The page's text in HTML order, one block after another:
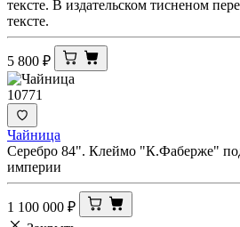
тексте. В издательском тисненом
тексте.
5 800 ₽
10771
Чайница
Серебро 84". Клеймо "К.Фаберже"
империи
1 100 000 ₽